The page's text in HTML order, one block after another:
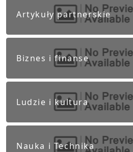
Artykuły partnerskie
Biznes i finanse
Ludzie i kultura
Nauka i Technika